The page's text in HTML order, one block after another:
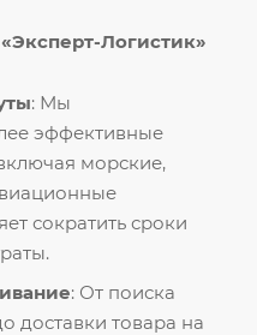
Логистик»
: Мы
эффективные
морские,
сократить сроки
: От поиска
доставки товара на